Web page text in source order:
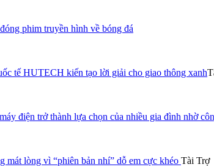
phim truyền hình về bóng đá
tế HUTECH kiến tạo lời giải cho giao thông xanh
điện trở thành lựa chọn của nhiều gia đình nhờ
mát lòng vì “phiên bản nhí” dỗ em cực khéo Tài Trợ